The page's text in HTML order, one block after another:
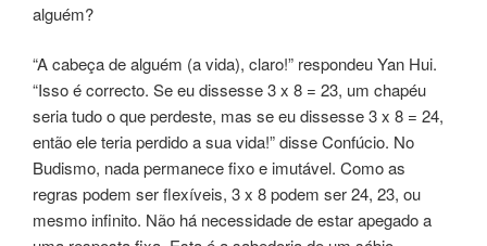
alguém?
“A cabeça de alguém (a vida), claro!” respondeu Yan Hui.
“Isso é correcto. Se eu dissesse 3 x 8 = 23, um chapéu
seria tudo o que perdeste, mas se eu dissesse 3 x 8 = 24,
então ele teria perdido a sua vida!” disse Confúcio. No
Budismo, nada permanece fixo e imutável. Como as
regras podem ser flexíveis, 3 x 8 podem ser 24, 23, ou
mesmo infinito. Não há necessidade de estar apegado a